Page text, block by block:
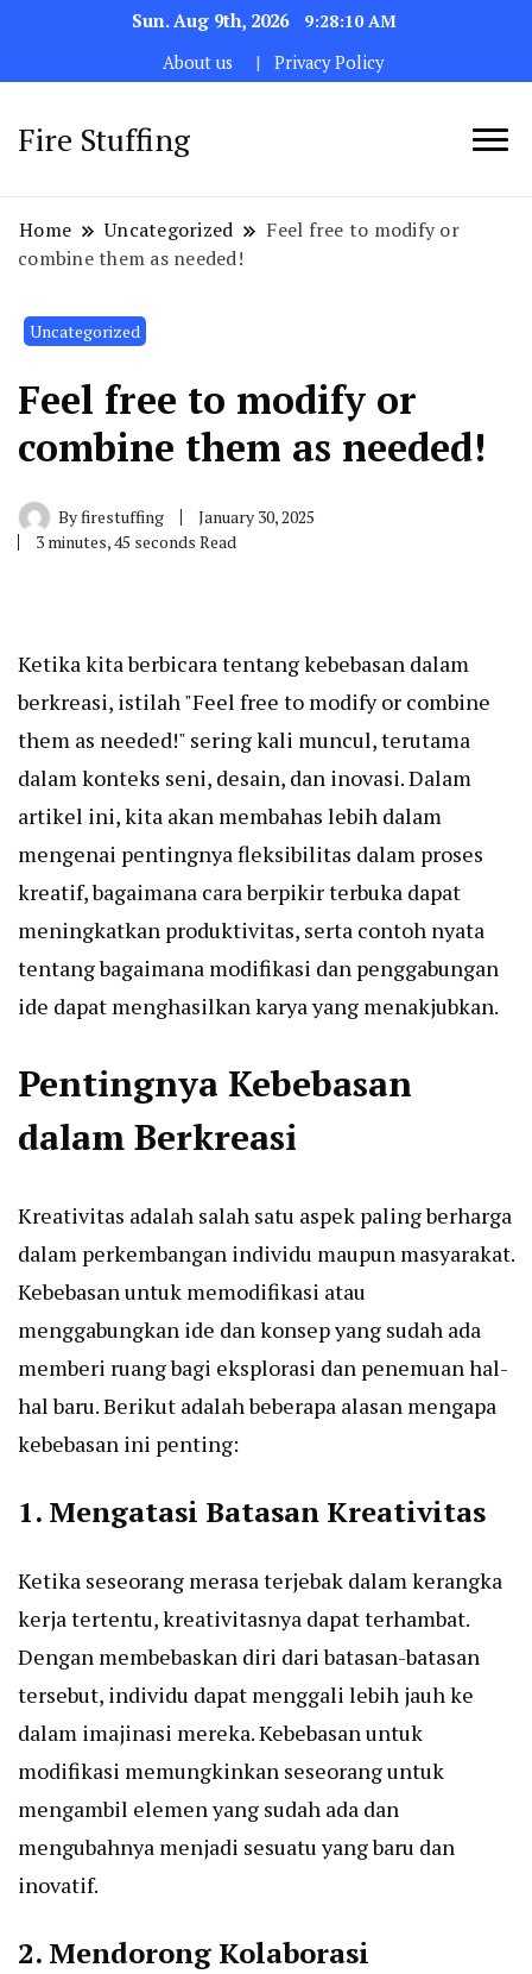
Sun. Aug 9th, 2026
9:28:11 AM
About us
Privacy Policy
Fire Stuffing
Home Uncategorized
Feel free to modify or
combine them as needed!
Uncategorized
Feel free to modify or
combine them as needed!
Byfirestuffing
January 30, 2025
3 minutes, 45 seconds Read
Ketika kita berbicara tentang kebebasan dalam
berkreasi, istilah "Feel free to modify or combine
them as needed!" sering kali muncul, terutama
dalam konteks seni, desain, dan inovasi. Dalam
artikel ini, kita akan membahas lebih dalam
mengenai pentingnya fleksibilitas dalam proses
kreatif, bagaimana cara berpikir terbuka dapat
meningkatkan produktivitas, serta contoh nyata
tentang bagaimana modifikasi dan penggabungan
ide dapat menghasilkan karya yang menakjubkan.
Pentingnya Kebebasan
dalam Berkreasi
Kreativitas adalah salah satu aspek paling berharga
dalam perkembangan individu maupun masyarakat.
Kebebasan untuk memodifikasi atau
menggabungkan ide dan konsep yang sudah ada
memberi ruang bagi eksplorasi dan penemuan hal-
hal baru. Berikut adalah beberapa alasan mengapa
kebebasan ini penting:
1. Mengatasi Batasan Kreativitas
Ketika seseorang merasa terjebak dalam kerangka
kerja tertentu, kreativitasnya dapat terhambat.
Dengan membebaskan diri dari batasan-batasan
tersebut, individu dapat menggali lebih jauh ke
dalam imajinasi mereka. Kebebasan untuk
modifikasi memungkinkan seseorang untuk
mengambil elemen yang sudah ada dan
mengubahnya menjadi sesuatu yang baru dan
inovatif.
2. Mendorong Kolaborasi